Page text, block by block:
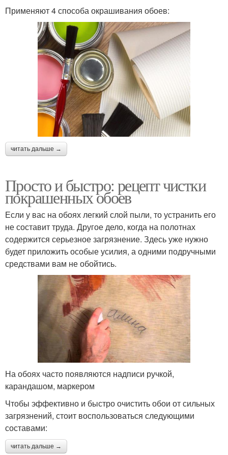
Применяют 4 способа окрашивания обоев:
читать дальше →
Просто и быстро: рецепт чистки
покрашенных обоев
Если у вас на обоях легкий слой пыли, то устранить его
не составит труда. Другое дело, когда на полотнах
содержится серьезное загрязнение. Здесь уже нужно
будет приложить особые усилия, а одними подручными
средствами вам не обойтись.
На обоях часто появляются надписи ручкой,
карандашом, маркером
Чтобы эффективно и быстро очистить обои от сильных
загрязнений, стоит воспользоваться следующими
составами:
читать дальше →